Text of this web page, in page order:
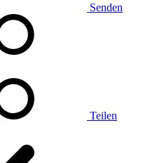
Senden
Teilen